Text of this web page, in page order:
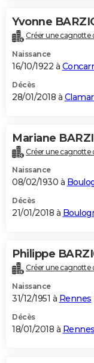
Yvonne
Créer une cagnotte
Naissance
16/10/1922 à
Décès
28/01/2018 à
Mariane
Créer une cagnotte
Naissance
08/02/1930 à
Décès
21/01/2018 à
Philippe
Créer une cagnotte
Naissance
31/12/1951 à Rennes
Décès
18/01/2018 à Rennes